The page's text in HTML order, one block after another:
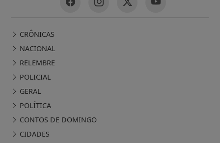
CRÔNICAS
NACIONAL
RELEMBRE
POLICIAL
GERAL
POLÍTICA
CONTOS DE DOMINGO
CIDADES